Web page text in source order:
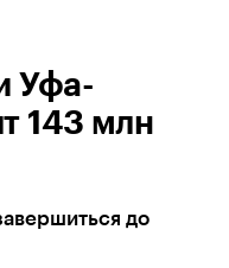
Уфа-
143 млн
до